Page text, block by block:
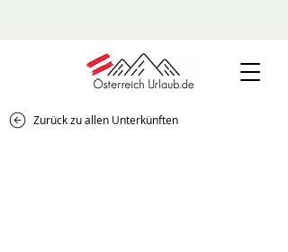
Zurück zu allen Unterkünften